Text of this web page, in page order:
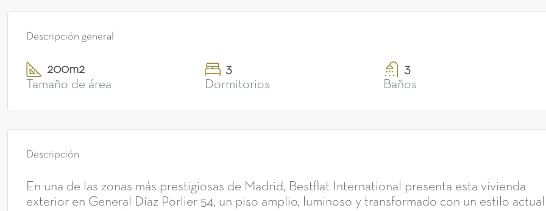
Descripción general
200m2
Tamaño de área
3
Dormitorios
3
Baños
Descripción
En una de las zonas más prestigiosas de Madrid, Bestflat International presenta esta vivienda
exterior en General Díaz Porlier 54, un piso amplio, luminoso y transformado con un estilo actual